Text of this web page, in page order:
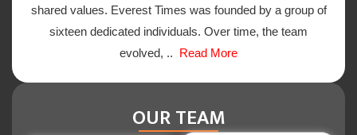
shared values. Everest Times was founded by a group of
sixteen dedicated individuals. Over time, the team
evolved, .. Read More
OUR TEAM